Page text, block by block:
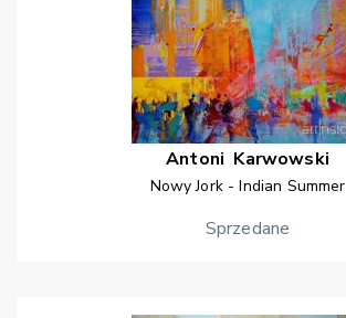
Antoni Karwowski
Nowy Jork - Indian Summer
Sprzedane